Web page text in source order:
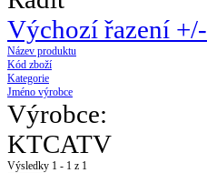
Výchozí řazení +/-
Název produktu
Kód zboží
Kategorie
Jméno výrobce
Výrobce:
KTCATV
Výsledky 1 - 1 z 1